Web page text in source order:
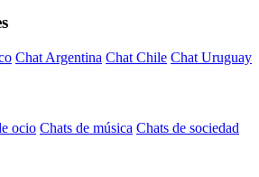
Chat Argentina Chat Chile Chat Uruguay
ocio Chats de música Chats de sociedad